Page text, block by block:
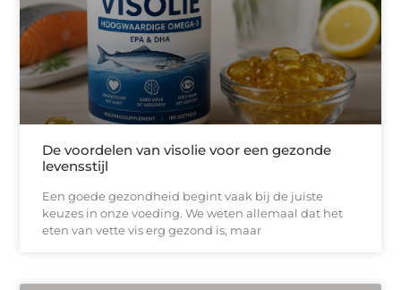
De voordelen van visolie voor een gezonde
levensstijl
Een goede gezondheid begint vaak bij de juiste
keuzes in onze voeding. We weten allemaal dat het
eten van vette vis erg gezond is, maar